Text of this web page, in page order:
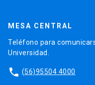
MESA CENTRAL
Teléfono para
Universidad.
phone (56)95504 4000